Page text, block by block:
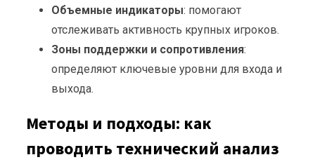
Объемные индикаторы: помогают
отслеживать активность крупных игроков.
Зоны поддержки и сопротивления:
определяют ключевые уровни для входа и
выхода.
Методы и подходы: как
проводить технический анализ